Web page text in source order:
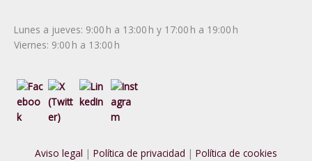
Lunes a jueves: 9:00 h a 13:00 h y 17:00 h a 19:00 h
Viernes: 9:00 h a 13:00 h
Aviso legal | Política de privacidad | Política de cookies